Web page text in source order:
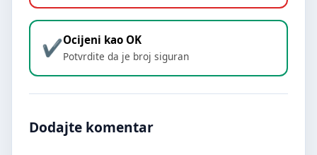
Ocijeni kao OK
Potvrdite da je broj siguran
Dodajte komentar